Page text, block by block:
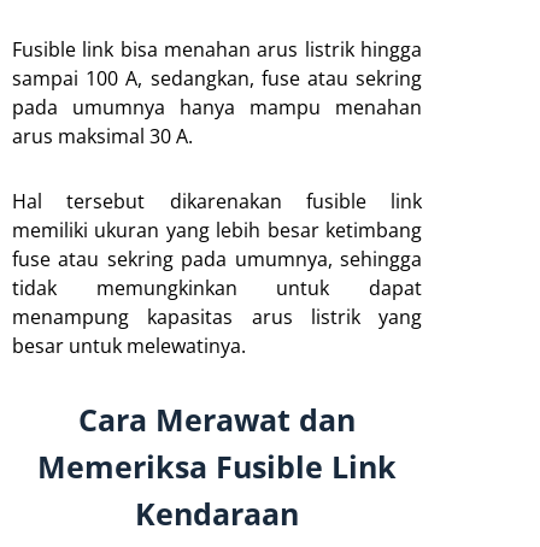
Fusible link bisa menahan arus listrik hingga
sampai 100 A, sedangkan, fuse atau sekring
pada umumnya hanya mampu menahan
arus maksimal 30 A.
Hal tersebut dikarenakan fusible link
memiliki ukuran yang lebih besar ketimbang
fuse atau sekring pada umumnya, sehingga
tidak memungkinkan untuk dapat
menampung kapasitas arus listrik yang
besar untuk melewatinya.
Cara Merawat dan
Memeriksa Fusible Link
Kendaraan